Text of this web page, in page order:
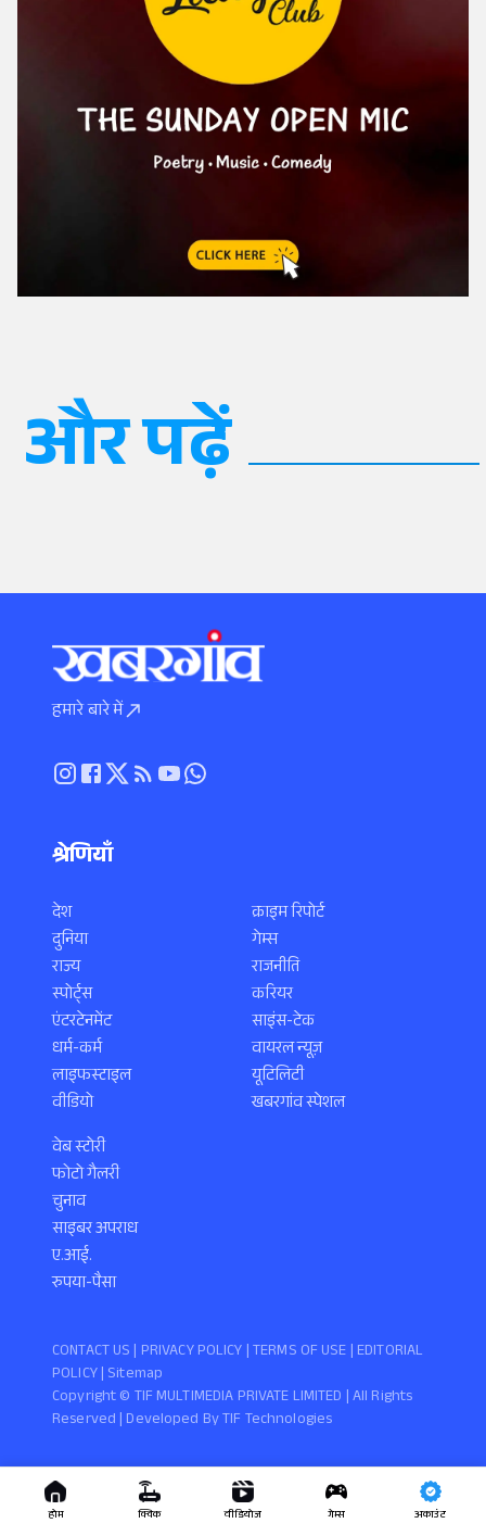
और पढ़ें
हमारे बारे में
श्रेणियाँ
देश
दुनिया
राज्य
स्पोर्ट्स
एंटरटेनमेंट
धर्म-कर्म
लाइफस्टाइल
वीडियो
क्राइम रिपोर्ट
गेम्स
राजनीति
करियर
साइंस-टेक
वायरल न्यूज़
यूटिलिटी
खबरगांव स्पेशल
वेब स्टोरी
फोटो गैलरी
चुनाव
साइबर अपराध
ए.आई.
रुपया-पैसा
Copyright ©️ TIF MULTIMEDIA PRIVATE LIMITED | All Rights
Reserved | Developed ByTIF Technologies
CONTACT US | PRIVACY POLICY |TERMS OF USE | EDITORIAL
POLICY| Sitemap
होम क्विक वीडियोज गेम्स अकाउंट